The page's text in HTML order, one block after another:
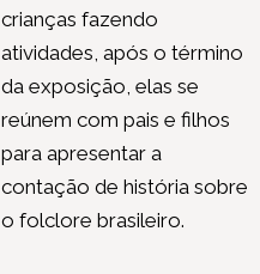
crianças fazendo
atividades, após o término
da exposição, elas se
reúnem com pais e filhos
para apresentar a
contação de história sobre
o folclore brasileiro.